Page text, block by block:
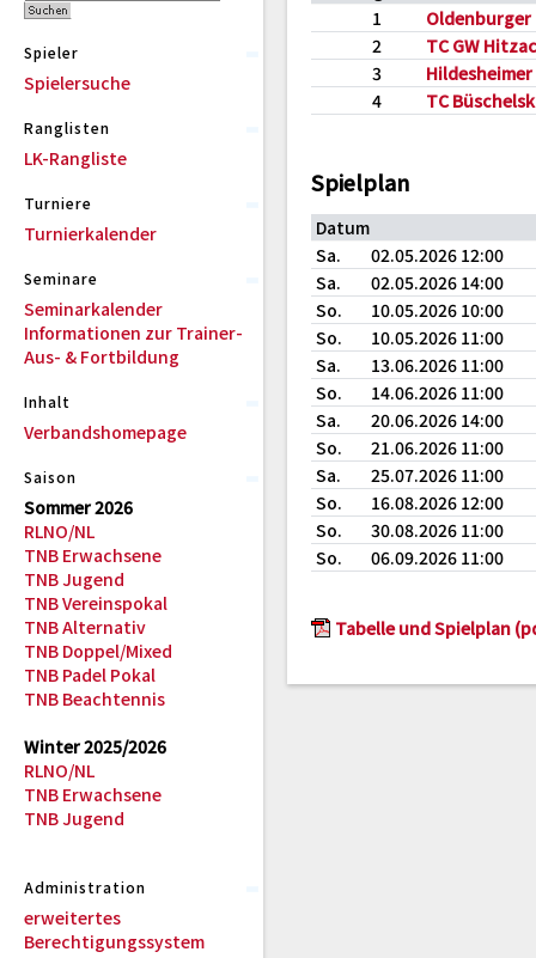
Spieler
Spielersuche
Ranglisten
LK-Rangliste
Turniere
Turnierkalender
Seminare
Seminarkalender
Informationen zur Trainer-
Aus- & Fortbildung
Inhalt
Verbandshomepage
Saison
Sommer 2026
RLNO/NL
TNB Erwachsene
TNB Jugend
TNB Vereinspokal
TNB Alternativ
TNB Doppel/Mixed
TNB Padel Pokal
TNB Beachtennis
Winter 2025/2026
RLNO/NL
TNB Erwachsene
TNB Jugend
Administration
erweitertes
Berechtigungssystem
1
Oldenburger
2
TC GW
3
Hildesheimer
4
TC
Spielplan
Datum
Sa.
02.05.2026 12:00
Sa.
02.05.2026 14:00
So.
10.05.2026 10:00
So.
10.05.2026 11:00
Sa.
13.06.2026 11:00
So.
14.06.2026 11:00
Sa.
20.06.2026 14:00
So.
21.06.2026 11:00
Sa.
25.07.2026 11:00
So.
16.08.2026 12:00
So.
30.08.2026 11:00
So.
06.09.2026 11:00
Tabelle und Spielplan